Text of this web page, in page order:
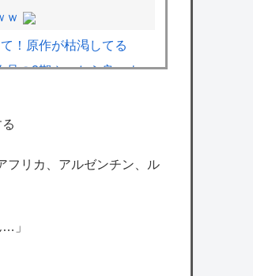
ｗ
！原作が枯渇してる
の2期やったら良いよ
ークさん、イム様による
てしまうｗｗｗｗ
フリカ、アルゼンチン、ル
」